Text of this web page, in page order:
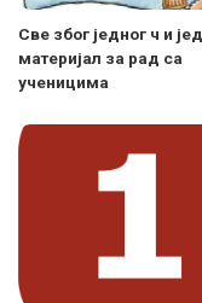
Све због једног ч и
материјал за рад са
ученицима